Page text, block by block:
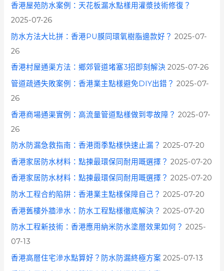
香港屋苑防水案例：天花板漏水點樣用灌漿技術修復？
2025-07-26
防水方法大比拼：香港PU膜同環氧樹脂邊款好？ 2025-07-
26
香港村屋通渠方法：鄉郊管道堵塞3招即刻解決 2025-07-26
管道疏通失敗案例：香港業主點樣避免DIY出錯？ 2025-07-
26
香港商場通渠實例：高流量管道點樣做到零故障？ 2025-07-
26
防水防漏急救指南：香港雨季點樣快速止漏？ 2025-07-20
香港家居防水材料：點揀最環保同耐用嘅選擇？ 2025-07-20
香港家居防水材料：點揀最環保同耐用嘅選擇？ 2025-07-20
防水工程合約陷阱：香港業主點樣保障自己？ 2025-07-20
香港舊樓外牆滲水：防水工程點樣徹底解決？ 2025-07-20
防水工程新技術：香港應用納米防水塗層效果如何？ 2025-
07-13
香港高層住宅滲水點算好？防水防漏終極方案 2025-07-13